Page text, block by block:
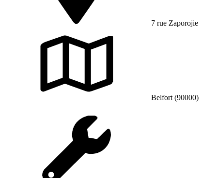
7 rue Zaporojie
Belfort (90000)